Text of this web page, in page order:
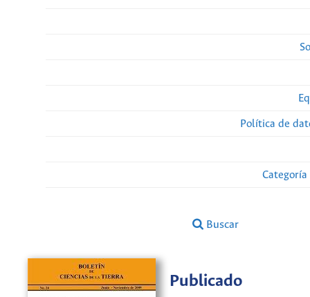
Política de
Buscar
Publicado